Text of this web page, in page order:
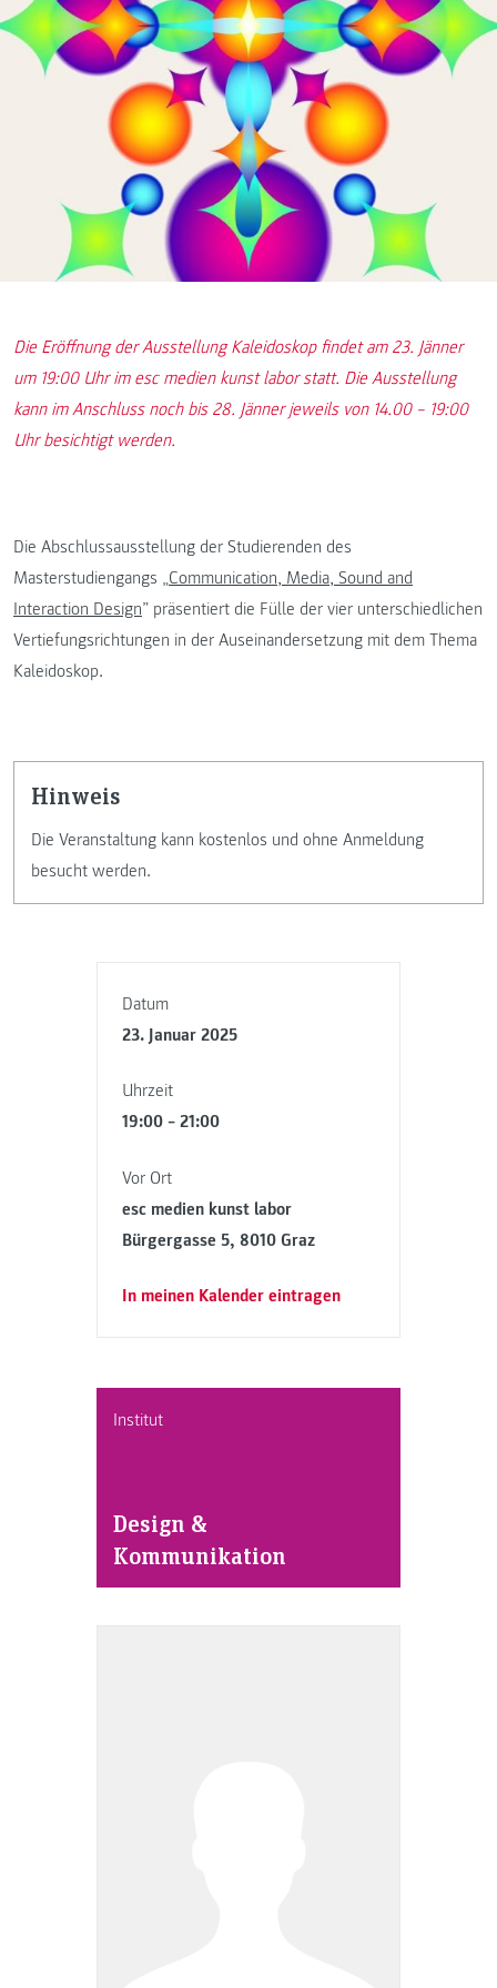
Datum
23. Januar 2025
Uhrzeit
19:00 – 21:00
Vor Ort
esc medien kunst labor
Bürgergasse 5, 8010 Graz
In meinen Kalender eintragen
Institut
Design &
Kommunikation
Die Eröffnung der Ausstellung Kaleidoskop findet am 23. Jänner
um 19:00 Uhr im esc medien kunst labor statt. Die Ausstellung
kann im Anschluss noch bis 28. Jänner jeweils von 14.00 – 19:00
Uhr besichtigt werden.
Die Abschlussausstellung der Studierenden des
Masterstudiengangs „Communication, Media, Sound and
Interaction Design” präsentiert die Fülle der vier unterschiedlichen
Vertiefungsrichtungen in der Auseinandersetzung mit dem Thema
Kaleidoskop.
Hinweis
Die Veranstaltung kann kostenlos und ohne Anmeldung
besucht werden.